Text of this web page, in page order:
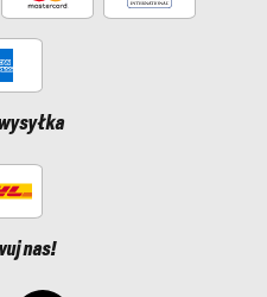
nas!